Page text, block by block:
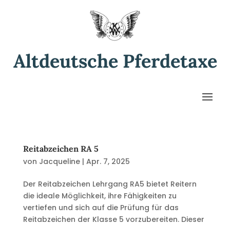
Altdeutsche Pferdetaxe
Reitabzeichen RA 5
von Jacqueline| Apr. 7, 2025
Der Reitabzeichen Lehrgang RA5 bietet Reitern
die ideale Möglichkeit, ihre Fähigkeiten zu
vertiefen und sich auf die Prüfung für das
Reitabzeichen der Klasse 5 vorzubereiten. Dieser